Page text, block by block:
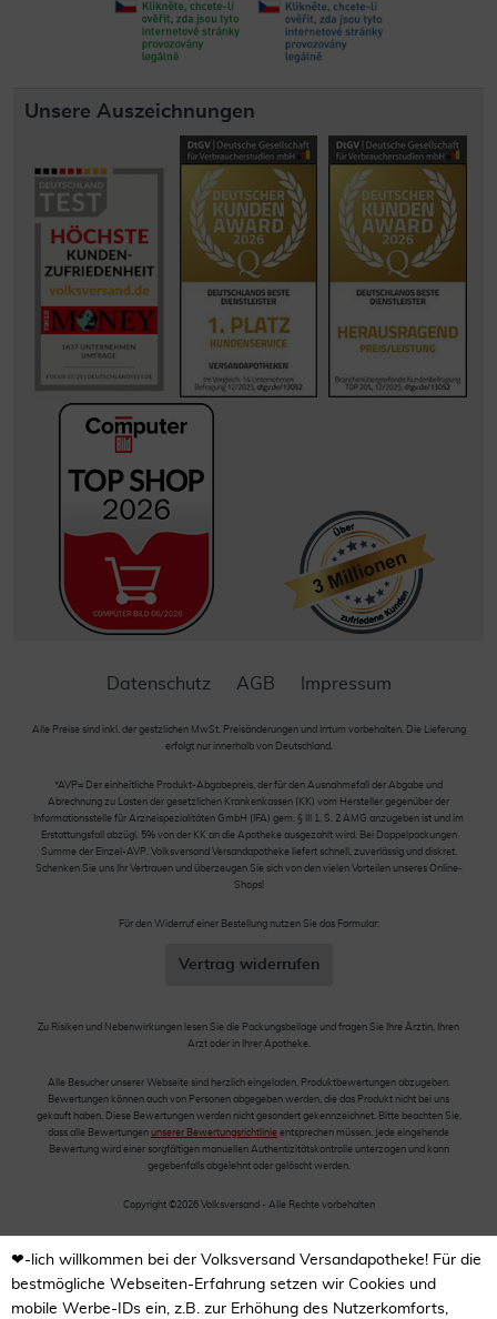
Unsere Auszeichnungen
Datenschutz AGB Impressum
Alle Preise sind inkl. der gestzlichen MwSt. Preisänderungen und Irrtum vorbehalten. Die Lieferung
erfolgt nur innerhalb von Deutschland.
*AVP= Der einheitliche Produkt-Abgabepreis, der für den Ausnahmefall der Abgabe und
Abrechnung zu Lasten der gesetzlichen Krankenkassen (KK) vom Hersteller gegenüber der
Informationsstelle für Arzneispezialitäten GmbH (IFA) gem. § III 1, S. 2 AMG anzugeben ist und im
Erstattungsfall abzügl. 5% von der KK an die Apotheke ausgezahlt wird. Bei Doppelpackungen
Summe der Einzel-AVP. Volksversand Versandapotheke liefert schnell, zuverlässig und diskret.
Schenken Sie uns Ihr Vertrauen und überzeugen Sie sich von den vielen Vorteilen unseres Online-
Shops!
Für den Widerruf einer Bestellung nutzen Sie das Formular:
Vertrag widerrufen
Zu Risiken und Nebenwirkungen lesen Sie die Packungsbeilage und fragen Sie Ihre Ärztin, Ihren
Arzt oder in Ihrer Apotheke.
Alle Besucher unserer Webseite sind herzlich eingeladen, Produktbewertungen abzugeben.
Bewertungen können auch von Personen abgegeben werden, die das Produkt nicht bei uns
gekauft haben. Diese Bewertungen werden nicht gesondert gekennzeichnet. Bitte beachten Sie,
dass alle Bewertungen unserer Bewertungsrichtlinie entsprechen müssen. Jede eingehende
Bewertung wird einer sorgfältigen manuellen Authentizitätskontrolle unterzogen und kann
gegebenfalls abgelehnt oder gelöscht werden.
Copyright ©2026 Volksversand - Alle Rechte vorbehalten
❤-lich willkommen bei der Volksversand Versandapotheke! Für die
bestmögliche Webseiten-Erfahrung setzen wir Cookies und
mobile Werbe-IDs ein, z.B. zur Erhöhung des Nutzerkomforts,